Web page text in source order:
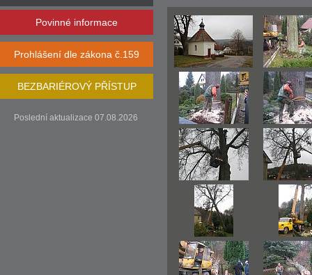
Povinné informace
Prohlášení dle zákona č.159
BEZBARIÉROVÝ PŘÍSTUP
Poslední aktualizace 07.08.2026